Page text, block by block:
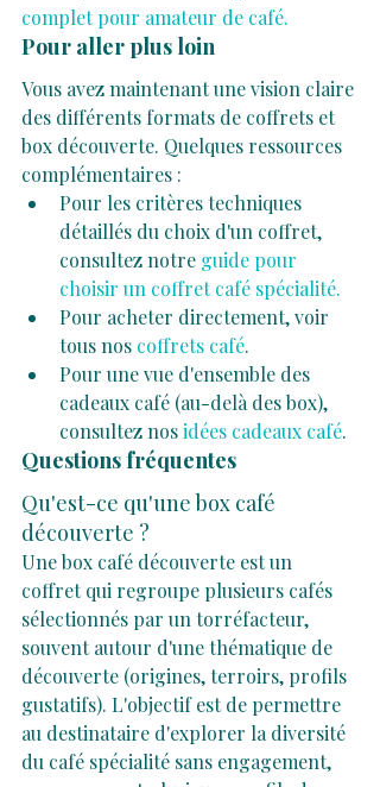
complet pour amateur de café.
Pour aller plus loin
Vous avez maintenant une vision claire
des différents formats de coffrets et
box découverte. Quelques ressources
complémentaires :
Pour les critères techniques
détaillés du choix d'un coffret,
consultez notre guide pour
choisir un coffret café spécialité.
Pour acheter directement, voir
tous nos coffrets café.
Pour une vue d'ensemble des
cadeaux café (au-delà des box),
consultez nos idées cadeaux café.
Questions fréquentes
Qu'est-ce qu'une box café
découverte ?
Une box café découverte est un
coffret qui regroupe plusieurs cafés
sélectionnés par un torréfacteur,
souvent autour d'une thématique de
découverte (origines, terroirs, profils
gustatifs). L'objectif est de permettre
au destinataire d'explorer la diversité
du café spécialité sans engagement,